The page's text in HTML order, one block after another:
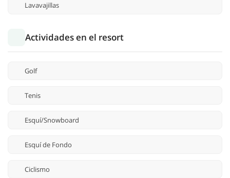
Lavavajillas
Actividades en el resort
Golf
Tenis
Esquí/Snowboard
Esquí de Fondo
Ciclismo